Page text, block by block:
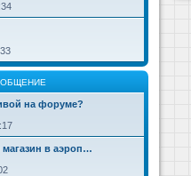
на форуме?
в аэроп…